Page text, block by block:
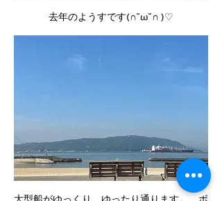
去年のようすです(∩˘ω˘∩ )♡